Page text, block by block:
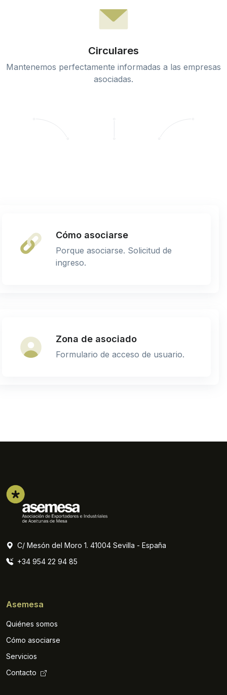
Circulares
Mantenemos perfectamente informadas a las empresas
asociadas.
Cómo asociarse
Porque asociarse. Solicitud de
ingreso.
Zona de asociado
Formulario de acceso de usuario.
C/ Mesón del Moro 1. 41004 Sevilla - España
+34 954 22 94 85
Asemesa
Quiénes somos
Cómo asociarse
Servicios
Contacto